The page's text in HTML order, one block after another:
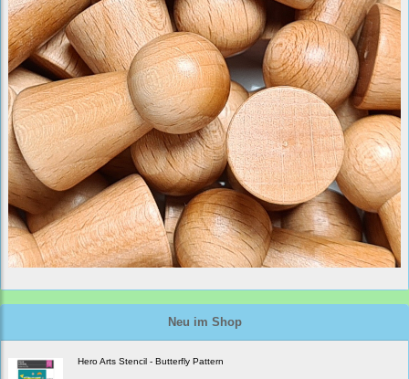
Neu im Shop
Hero Arts Stencil - Butterfly Pattern